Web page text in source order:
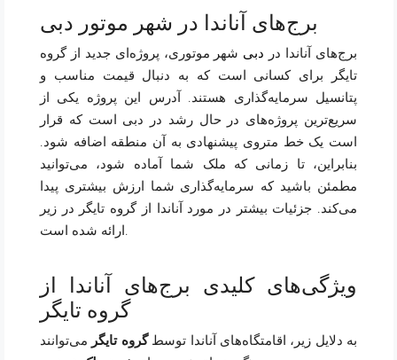
برج‌های آناندا در شهر موتور دبی
برج‌های آناندا در دبی شهر موتوری، پروژه‌ای جدید از گروه
تایگر برای کسانی است که به دنبال قیمت مناسب و
پتانسیل سرمایه‌گذاری هستند. آدرس این پروژه یکی از
سریع‌ترین پروژه‌های در حال رشد در دبی است که قرار
است یک خط متروی پیشنهادی به آن منطقه اضافه شود.
بنابراین، تا زمانی که ملک شما آماده شود، می‌توانید
مطمئن باشید که سرمایه‌گذاری شما ارزش بیشتری پیدا
می‌کند. جزئیات بیشتر در مورد آناندا از گروه تایگر در زیر
ویژگی‌های کلیدی برج‌های آناندا از
گروه تایگر
به دلایل زیر، اقامتگاه‌های آناندا توسطگروه تایگر می‌توانند